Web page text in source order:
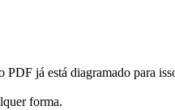
já está diagramado para
forma.